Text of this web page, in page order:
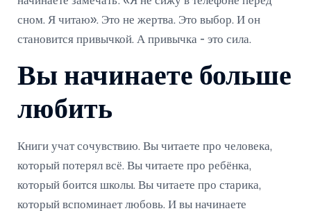
сном. Я читаю». Это не жертва. Это выбор. И он
становится привычкой. А привычка - это сила.
Вы начинаете больше
любить
Книги учат сочувствию. Вы читаете про человека,
который потерял всё. Вы читаете про ребёнка,
который боится школы. Вы читаете про старика,
который вспоминает любовь. И вы начинаете